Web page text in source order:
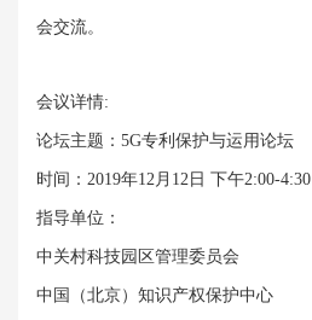
会交流。
会议详情:
论坛主题：5G专利保护与运用论坛
时间：2019年12月12日 下午2:00-4:30
指导单位：
中关村科技园区管理委员会
中国（北京）知识产权保护中心